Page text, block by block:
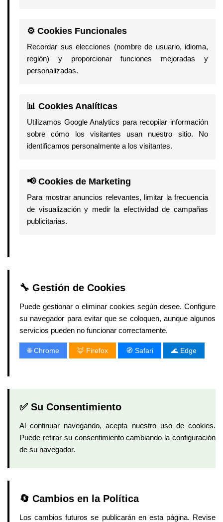
⚙️ Cookies Funcionales
Recordar sus elecciones (nombre de usuario, idioma,
región) y proporcionar funciones mejoradas y
personalizadas.
📊 Cookies Analíticas
Utilizamos Google Analytics para recopilar información
sobre cómo los visitantes usan nuestro sitio. No
identificamos personalmente a los visitantes.
📢 Cookies de Marketing
Para mostrar anuncios relevantes, limitar la frecuencia
de visualización y medir la efectividad de campañas
publicitarias.
🔧 Gestión de Cookies
Puede gestionar o eliminar cookies según desee. Configure
su navegador para evitar que se coloquen, aunque algunos
servicios pueden no funcionar correctamente.
🌐 Chrome 🦊 Firefox 🧭 Safari 🌊 Edge
✅ Su Consentimiento
Al continuar navegando, acepta nuestro uso de cookies.
Puede retirar su consentimiento cambiando la configuración
de su navegador.
🔄 Cambios en la Política
Los cambios futuros se publicarán en esta página. Revise